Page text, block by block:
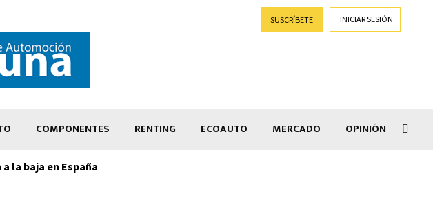
SUSCRÍBETE INICIAR SESIÓN
COMPONENTES RENTING ECOAUTO MERCADO OPINIÓN
la baja en España